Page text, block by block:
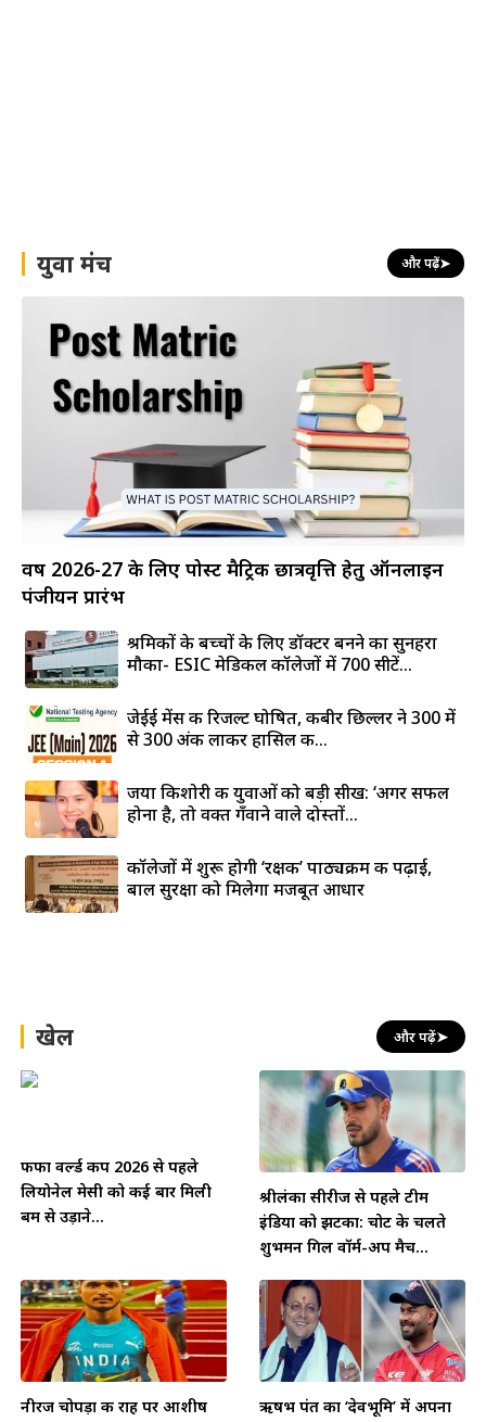
युवा मंच और पढ़ें➤
वर्ष 2026-27 के लिए पोस्ट मैट्रिक छात्रवृत्ति हेतु ऑनलाइन
पंजीयन प्रारंभ
श्रमिकों के बच्चों के लिए डॉक्टर बनने का सुनहरा
मौका- ESIC मेडिकल कॉलेजों में 700 सीटें...
जेईई मेंस की रिजल्ट घोषित, कबीर छिल्लर ने 300 में
से 300 अंक लाकर हासिल की...
जया किशोरी की युवाओं को बड़ी सीख: ‘अगर सफल
होना है, तो वक्त गँवाने वाले दोस्तों...
कॉलेजों में शुरू होगी ‘रक्षक’ पाठ्यक्रम की पढ़ाई,
बाल सुरक्षा को मिलेगा मजबूत आधार
खेल और पढ़ें➤
फीफा वर्ल्ड कप 2026 से पहले
लियोनेल मेसी को कई बार मिली
बम से उड़ाने...
श्रीलंका सीरीज से पहले टीम
इंडिया को झटका: चोट के चलते
शुभमन गिल वॉर्म-अप मैच...
नीरज चोपड़ा की राह पर आशीष
ऋषभ पंत का ‘देवभूमि’ में अपना